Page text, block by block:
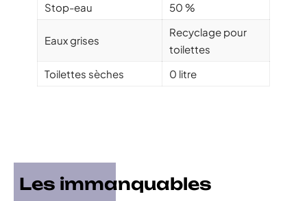
Stop-eau
50 %
Eaux grises
Recyclage pour
toilettes
Toilettes sèches
0 litre
Les immanquables